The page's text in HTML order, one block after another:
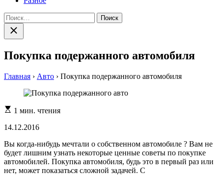
Найти:
Закрыть
поиск
Покупка подержанного автомобиля
Главная › Авто › Покупка подержанного автомобиля
Расчетное
чтения
1 мин. чтения
14.12.2016
Вы когда-нибудь мечтали о собственном автомобиле ? Вам не
будет лишним узнать некоторые ценные советы по покупке
автомобилей. Покупка автомобиля, будь это в первый раз или
нет, может показаться сложной задачей. С